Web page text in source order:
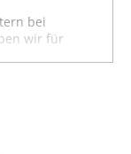
bei
wir für
suchen